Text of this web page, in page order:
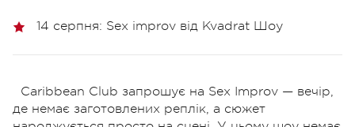
14 серпня: Sex improv від Kvadrat Шоу
Caribbean Club запрошує на Sex Improv — вечір,
де немає заготовлених реплік, а сюжет